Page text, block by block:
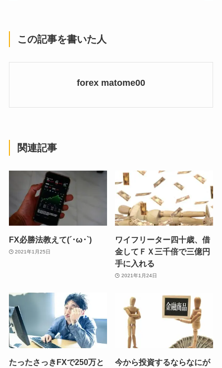
この記事を書いた人
forex matome00
関連記事
FX必勝法教えて(´･ω･`)
2021年1月25日
ワイフリーター四十歳、借
金してＦＸ三千倍で三億円
手に入れる
2021年1月24日
たったさっきFXで250万と
今から投資するならなにが